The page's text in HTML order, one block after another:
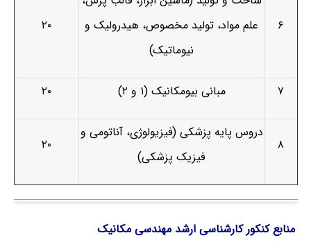
۶
علم مواد، تولید مخصوص، هیدرولیک و
نیوماتیک)
۲۰
۷ مبانی بیومکانیک (۱ و ۲) ۲۰
۸
دروس پایه پزشکی (فیزیولوژی، آناتومی و
فیزیک پزشکی)
۲۰
منابع کنکور کارشناسی ارشد مهندسی مکانیک